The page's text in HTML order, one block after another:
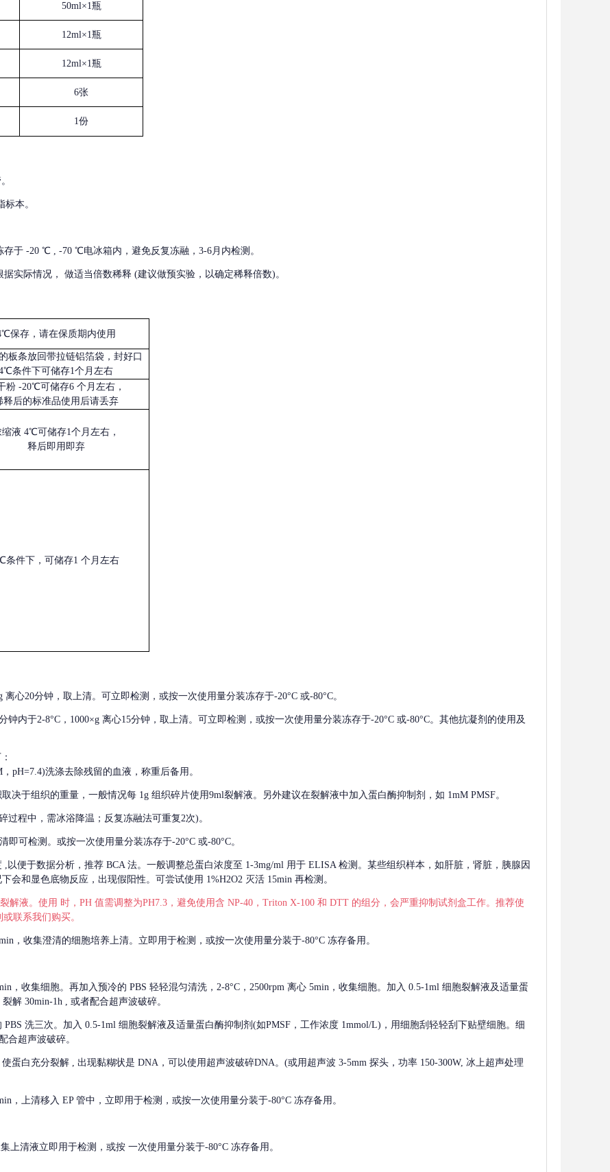
50ml×1瓶
12ml×1瓶
12ml×1瓶
6张
1份
本。
存于 -20 ℃ , -70 ℃电冰箱内，避免反复冻融，3-6月内检测。
实际情况， 做适当倍数稀释 (建议做预实验，以确定稀释倍数)。
保存，请在保质期内使用
板条放回带拉链铝箔袋，封好口
条件下可储存1个月左右
粉 -20℃可储存6 个月左右，
释后的标准品使用后请丢弃
缩液 4℃可储存1个月左右，
释后即用即弃
条件下，可储存1 个月左右
离心20分钟，取上清。可立即检测，或按一次使用量分装冻存于-20°C 或-80°C。
钟内于2-8°C，1000×g 离心15分钟，取上清。可立即检测，或按一次使用量分装冻存于-20°C 或-80°C。其他抗凝剂的使用及
pH=7.4)洗涤去除残留的血液，称重后备用。
决于组织的重量，一般情况每 1g 组织碎片使用9ml裂解液。另外建议在裂解液中加入蛋白酶抑制剂，如 1mM PMSF。
过程中，需冰浴降温；反复冻融法可重复2次)。
即可检测。或按一次使用量分装冻存于-20°C 或-80°C。
,以便于数据分析，推荐 BCA 法。一般调整总蛋白浓度至 1-3mg/ml 用于 ELISA 检测。某些组织样本，如肝脏，肾脏，胰腺因
会和显色底物反应，出现假阳性。可尝试使用 1%H2O2 灭活 15min 再检测。
解液。使用 时，PH 值需调整为PH7.3，避免使用含 NP-40，Triton X-100 和 DTT 的组分，会严重抑制试剂盒工作。推荐使
联系我们购买。
，收集澄清的细胞培养上清。立即用于检测，或按一次使用量分装于-80°C 冻存备用。
，收集细胞。再加入预冷的 PBS 轻轻混匀清洗，2-8°C，2500rpm 离心 5min，收集细胞。加入 0.5-1ml 细胞裂解液及适量蛋
解 30min-1h , 或者配合超声波破碎。
PBS 洗三次。加入 0.5-1ml 细胞裂解液及适量蛋白酶抑制剂(如PMSF，工作浓度 1mmol/L)，用细胞刮轻轻刮下贴壁细胞。细
合超声波破碎。
蛋白充分裂解 , 出现黏糊状是 DNA，可以使用超声波破碎DNA。(或用超声波 3-5mm 探头，功率 150-300W, 冰上超声处理
，上清移入 EP 管中，立即用于检测，或按一次使用量分装于-80°C 冻存备用。
上清液立即用于检测，或按 一次使用量分装于-80°C 冻存备用。